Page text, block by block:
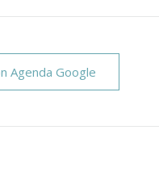
Agenda Google